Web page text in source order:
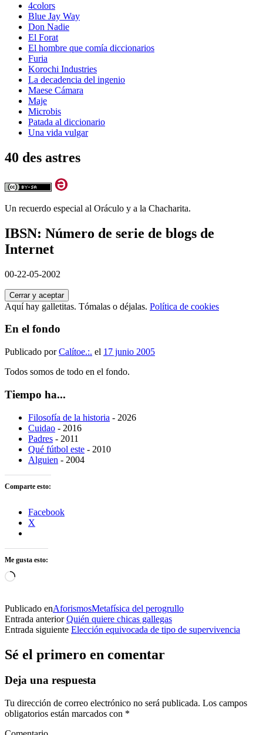
4colors
Blue Jay Way
Don Nadie
El Forat
El hombre que comía diccionarios
Furia
Korochi Industries
La decadencia del ingenio
Maese Cámara
Maje
Microbis
Patada al diccionario
Una vida vulgar
40 des astres
Un recuerdo especial al Oráculo y a la Chacharita.
IBSN: Número de serie de blogs de
Internet
00-22-05-2002
Aquí hay galletitas. Tómalas o déjalas. Política de cookies
En el fondo
Publicado porCalítoe.:. el 17 junio 2005
Todos somos de todo en el fondo.
Tiempo ha...
Filosofía de la historia - 2026
Cuidao - 2016
Padres - 2011
Qué fútbol este - 2010
Alguien - 2004
Comparte esto:
Facebook
X
Me gusta esto:
Cargando...
Publicado enAforismosMetafísica del perogrullo
Entrada anterior Quién quiere chicas gallegas
Entrada siguiente Elección equivocada de tipo de supervivencia
Sé el primero en comentar
Deja una respuesta
Tu dirección de correo electrónico no será publicada. Los campos
obligatorios están marcados con *